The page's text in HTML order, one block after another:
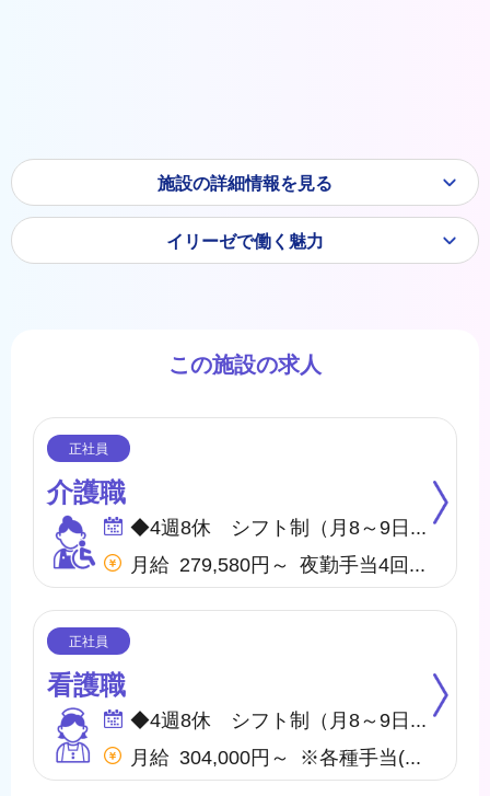
施設の詳細情報を見る
イリーゼで働く魅力
この施設の求人
介護職
看護職